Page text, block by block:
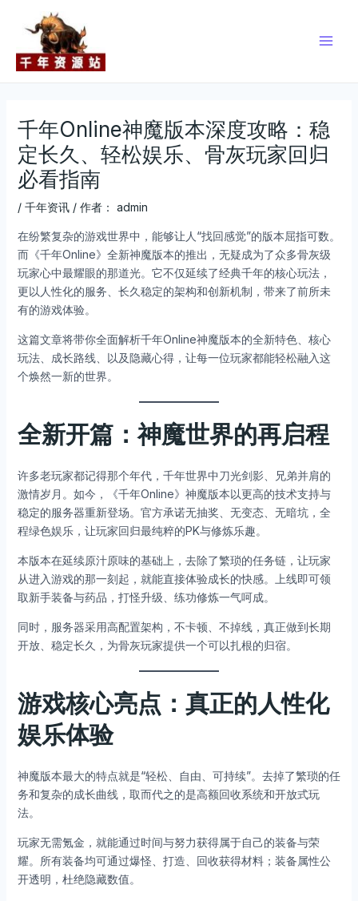
千年Online神魔版本深度攻略：稳
定长久、轻松娱乐、骨灰玩家回归
必看指南
/ 千年资讯/ 作者： admin
在纷繁复杂的游戏世界中，能够让人“找回感觉”的版本屈指可数。
而《千年Online》全新神魔版本的推出，无疑成为了众多骨灰级
玩家心中最耀眼的那道光。它不仅延续了经典千年的核心玩法，
更以人性化的服务、长久稳定的架构和创新机制，带来了前所未
有的游戏体验。
这篇文章将带你全面解析千年Online神魔版本的全新特色、核心
玩法、成长路线、以及隐藏心得，让每一位玩家都能轻松融入这
个焕然一新的世界。
全新开篇：神魔世界的再启程
许多老玩家都记得那个年代，千年世界中刀光剑影、兄弟并肩的
激情岁月。如今，《千年Online》神魔版本以更高的技术支持与
稳定的服务器重新登场。官方承诺无抽奖、无变态、无暗坑，全
程绿色娱乐，让玩家回归最纯粹的PK与修炼乐趣。
本版本在延续原汁原味的基础上，去除了繁琐的任务链，让玩家
从进入游戏的那一刻起，就能直接体验成长的快感。上线即可领
取新手装备与药品，打怪升级、练功修炼一气呵成。
同时，服务器采用高配置架构，不卡顿、不掉线，真正做到长期
开放、稳定长久，为骨灰玩家提供一个可以扎根的归宿。
游戏核心亮点：真正的人性化
娱乐体验
神魔版本最大的特点就是“轻松、自由、可持续”。去掉了繁琐的任
务和复杂的成长曲线，取而代之的是高额回收系统和开放式玩
法。
玩家无需氪金，就能通过时间与努力获得属于自己的装备与荣
耀。所有装备均可通过爆怪、打造、回收获得材料；装备属性公
开透明，杜绝隐藏数值。
navigation